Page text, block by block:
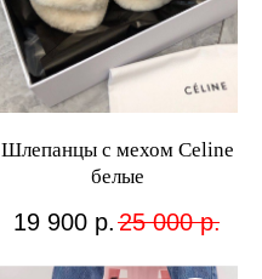
Шлепанцы с мехом Celine
белые
19 900 р. 25 000 р.